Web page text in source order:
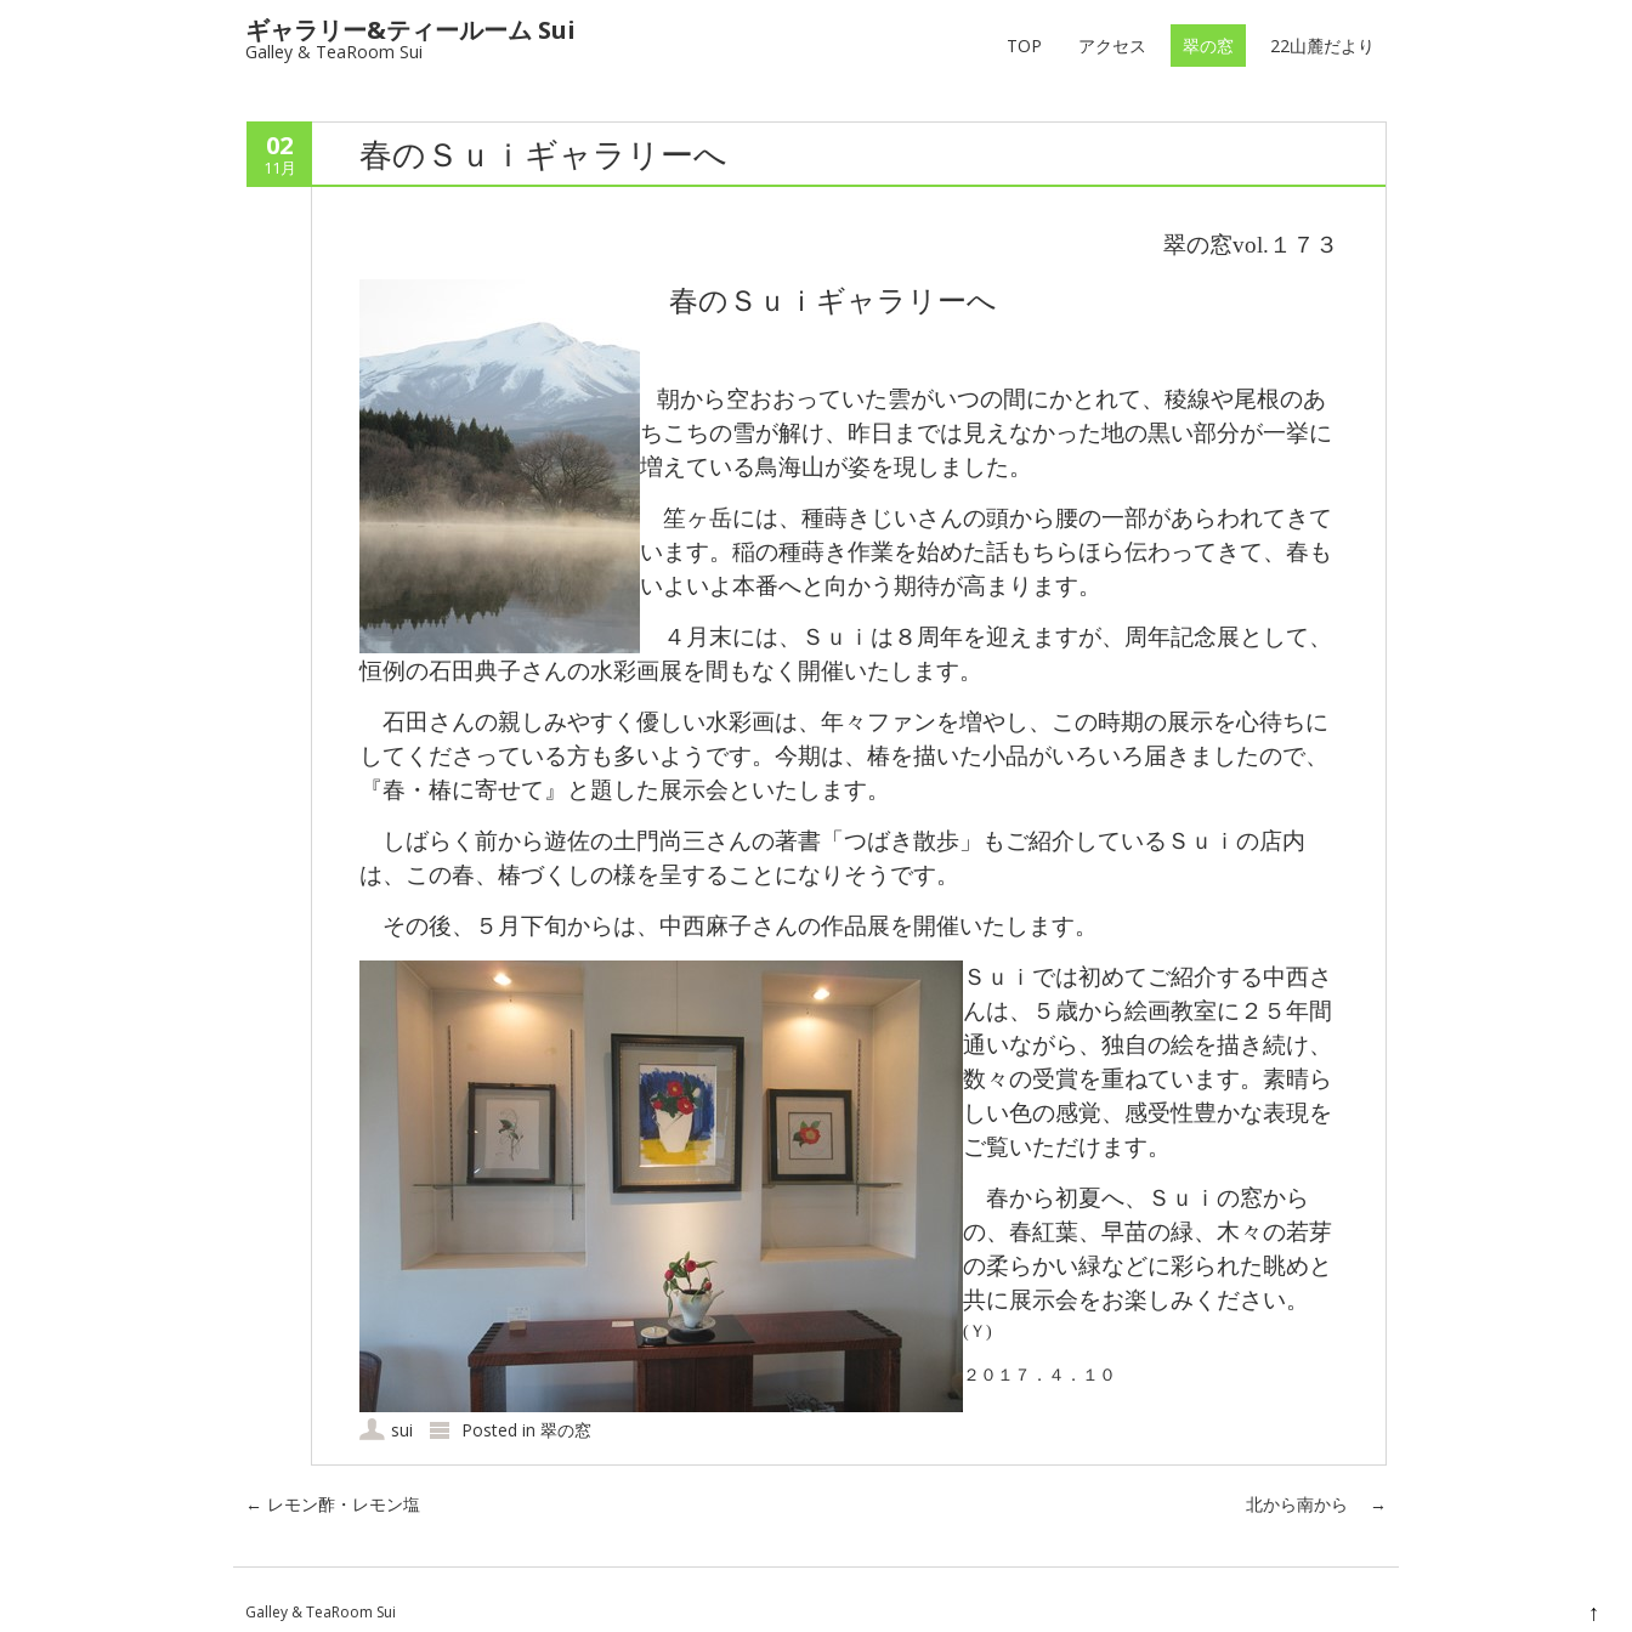
ギャラリー&ティールーム Sui
Galley & TeaRoom Sui TOP アクセス 翠の窓 22山麓だより
02
11月 春のＳｕｉギャラリーへ
翠の窓vol.１７３
春のＳｕｉギャラリーへ
朝から空おおっていた雲がいつの間にかとれて、稜線や尾根のあ
ちこちの雪が解け、昨日までは見えなかった地の黒い部分が一挙に
増えている鳥海山が姿を現しました。
笙ヶ岳には、種蒔きじいさんの頭から腰の一部があらわれてきて
います。稲の種蒔き作業を始めた話もちらほら伝わってきて、春も
いよいよ本番へと向かう期待が高まります。
４月末には、Ｓｕｉは８周年を迎えますが、周年記念展として、
恒例の石田典子さんの水彩画展を間もなく開催いたします。
石田さんの親しみやすく優しい水彩画は、年々ファンを増やし、この時期の展示を心待ちに
してくださっている方も多いようです。今期は、椿を描いた小品がいろいろ届きましたので、
『春・椿に寄せて』と題した展示会といたします。
しばらく前から遊佐の土門尚三さんの著書「つばき散歩」もご紹介しているＳｕｉの店内
は、この春、椿づくしの様を呈することになりそうです。
その後、５月下旬からは、中西麻子さんの作品展を開催いたします。
Ｓｕｉでは初めてご紹介する中西さ
んは、５歳から絵画教室に２５年間
通いながら、独自の絵を描き続け、
数々の受賞を重ねています。素晴ら
しい色の感覚、感受性豊かな表現を
ご覧いただけます。
春から初夏へ、Ｓｕｉの窓から
の、春紅葉、早苗の緑、木々の若芽
の柔らかい緑などに彩られた眺めと
共に展示会をお楽しみください。
(Ｙ)
２０１７．４．１０
sui Posted in 翠の窓
Post navigation
← レモン酢・レモン塩 北から南から →
Galley & TeaRoom Sui ↑